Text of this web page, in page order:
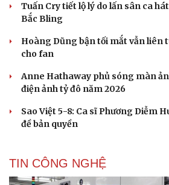
Tuấn Cry tiết lộ lý do lấn sân ca
Bắc Bling
Hoàng Dũng bận tối mắt vẫn liên
cho fan
Anne Hathaway phủ sóng màn
điện ảnh tỷ đô năm 2026
Sao Việt 5-8: Ca sĩ Phương Diễm
đề bản quyền
TIN CÔNG NGHỆ